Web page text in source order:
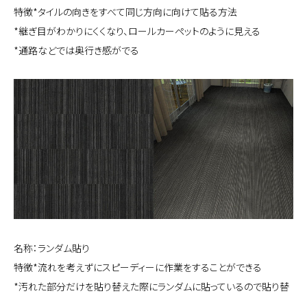
特徴*タイルの向きをすべて同じ方向に向けて貼る方法
*継ぎ目がわかりにくくなり、ロールカーペットのように見える
*通路などでは奥行き感がでる
名称：ランダム貼り
特徴*流れを考えずにスピーディーに作業をすることができる
*汚れた部分だけを貼り替えた際にランダムに貼っているので貼り替